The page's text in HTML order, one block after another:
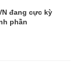
đang cực kỳ
phần